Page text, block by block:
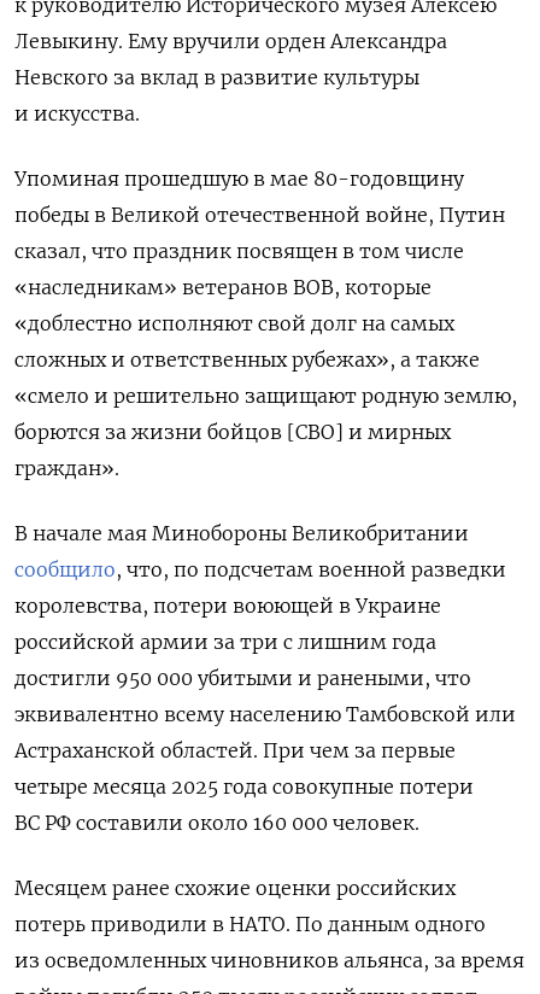
к руководителю Исторического музея Алексею
Левыкину. Ему вручили орден Александра
Невского за вклад в развитие культуры
и искусства.
Упоминая прошедшую в мае 80-годовщину
победы в Великой отечественной войне, Путин
сказал, что праздник посвящен в том числе
«наследникам» ветеранов ВОВ, которые
«доблестно исполняют свой долг на самых
сложных и ответственных рубежах», а также
«смело и решительно защищают родную землю,
борются за жизни бойцов [СВО] и мирных
граждан».
В начале мая Минобороны Великобритании
сообщило, что, по подсчетам военной разведки
королевства, потери воюющей в Украине
российской армии за три с лишним года
достигли 950 000 убитыми и ранеными, что
эквивалентно всему населению Тамбовской или
Астраханской областей. При чем за первые
четыре месяца 2025 года совокупные потери
ВС РФ составили около 160 000 человек.
Месяцем ранее схожие оценки российских
потерь приводили в НАТО. По данным одного
из осведомленных чиновников альянса, за время